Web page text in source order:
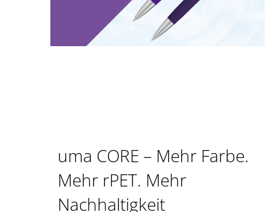
uma CORE – Mehr Farbe.
Mehr rPET. Mehr
Nachhaltigkeit